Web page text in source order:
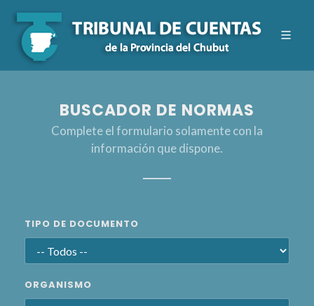
BUSCADOR DE NORMAS
Complete el formulario solamente con la
información que dispone.
TIPO DE DOCUMENTO
ORGANISMO